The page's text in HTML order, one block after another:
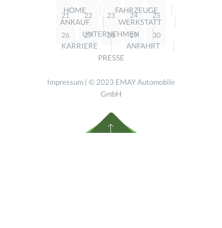
21 22 23 24 25
26 27 28 29 30
HOME
FAHRZEUGE
ANKAUF
WERKSTATT
UNTERNEHMEN
KARRIERE
ANFAHRT
PRESSE
Impressum | © 2023 EMAY Automobile
GmbH